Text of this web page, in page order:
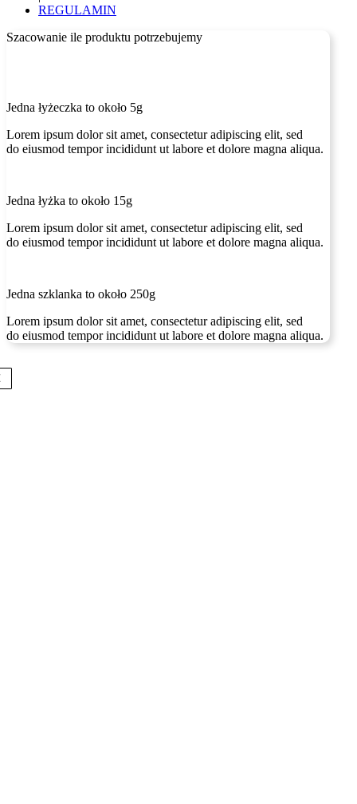
REGULAMIN
Szacowanie ile produktu potrzebujemy
Jedna łyżeczka to około 5g
Lorem ipsum dolor sit amet, consectetur adipiscing elit, sed
do eiusmod tempor incididunt ut labore et dolore magna aliqua.
Jedna łyżka to około 15g
Lorem ipsum dolor sit amet, consectetur adipiscing elit, sed
do eiusmod tempor incididunt ut labore et dolore magna aliqua.
Jedna szklanka to około 250g
Lorem ipsum dolor sit amet, consectetur adipiscing elit, sed
do eiusmod tempor incididunt ut labore et dolore magna aliqua.